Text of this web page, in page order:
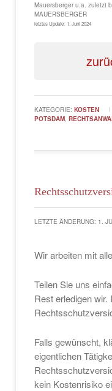
Mauersberger u.a. zuletzt
MAUERSBERGER
letztes Update: 1. Juni 2024
KATEGORIE:KOSTEN
POTSDAM ,
LETZTE ÄNDERUNG: 1.
Wir arbeiten mit
Teilen Sie uns
Rest erledigen
Falls gewünscht,
eigentlichen
kein Kostenrisiko